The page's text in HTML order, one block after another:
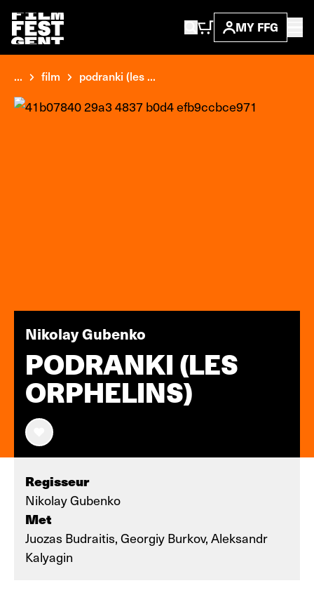
MY FFG
... film podranki (les ...
Nikolay Gubenko
PODRANKI (LES
ORPHELINS)
Regisseur
Nikolay Gubenko
Met
Juozas Budraitis, Georgiy Burkov, Aleksandr
Kalyagin